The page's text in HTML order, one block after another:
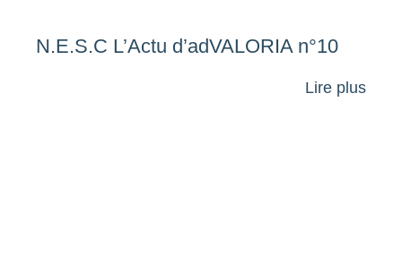
N.E.S.C L’Actu d’adVALORIA n°10
Lire plus